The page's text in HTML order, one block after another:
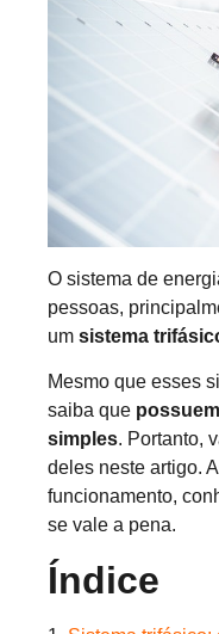
O sistema de
pessoas,
um sistema
Mesmo que esses
saiba que
simples. Portanto,
deles neste artigo.
funcionamento,
se vale a pena.
Índice